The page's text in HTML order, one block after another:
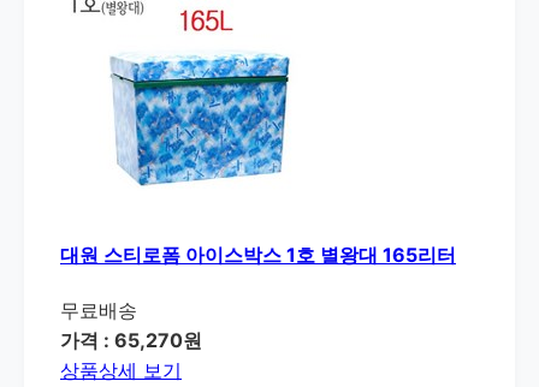
대원 스티로폼 아이스박스 1호 별왕대 165리터
무료배송
가격 : 65,270원
상품상세 보기